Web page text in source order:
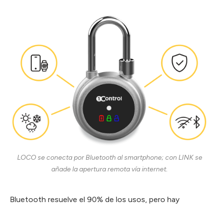
LOCO se conecta por Bluetooth al smartphone; con LINK se
añade la apertura remota vía internet.
Bluetooth resuelve el 90% de los usos, pero hay